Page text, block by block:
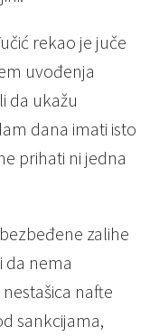
rekao je juče
uvođenja
da ukažu
dana imati isto
prihati ni jedna
zalihe
da nema
nafte
sankcijama,